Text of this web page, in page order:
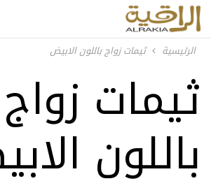
الرئيسية ثيمات زواج باللون الابيض
ثيمات زواج
باللون